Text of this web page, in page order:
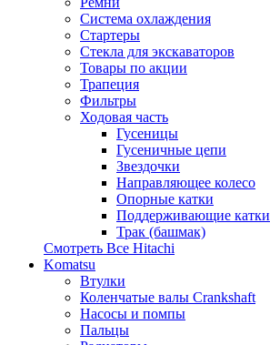
Система охлаждения
Стартеры
Стекла для экскаваторов
Товары по акции
Трапеция
Фильтры
Ходовая часть
Гусеницы
Гусеничные цепи
Звездочки
Направляющее колесо
Опорные катки
Поддерживающие катки
Трак (башмак)
Смотреть Все Hitachi
Komatsu
Втулки
Коленчатые валы Crankshaft
Насосы и помпы
Пальцы